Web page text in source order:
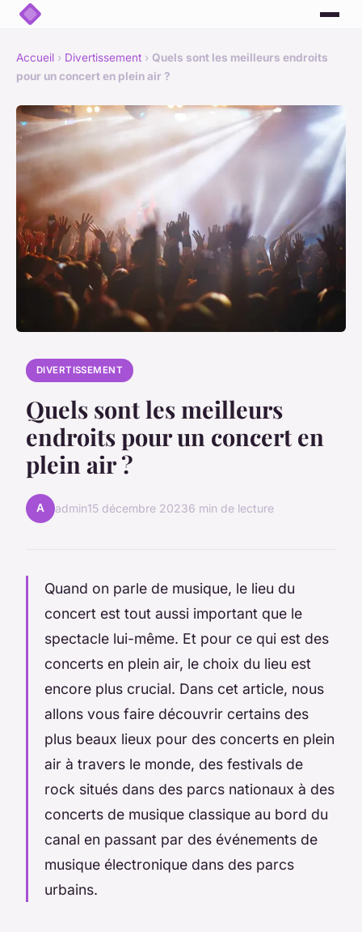
Accueil › Divertissement › Quels sont les meilleurs endroits
pour un concert en plein air ?
DIVERTISSEMENT
Quels sont les meilleurs
endroits pour un concert en
plein air ?
A admin15 décembre 20236 min de lecture
Quand on parle de musique, le lieu du
concert est tout aussi important que le
spectacle lui-même. Et pour ce qui est des
concerts en plein air, le choix du lieu est
encore plus crucial. Dans cet article, nous
allons vous faire découvrir certains des
plus beaux lieux pour des concerts en plein
air à travers le monde, des festivals de
rock situés dans des parcs nationaux à des
concerts de musique classique au bord du
canal en passant par des événements de
musique électronique dans des parcs
urbains.